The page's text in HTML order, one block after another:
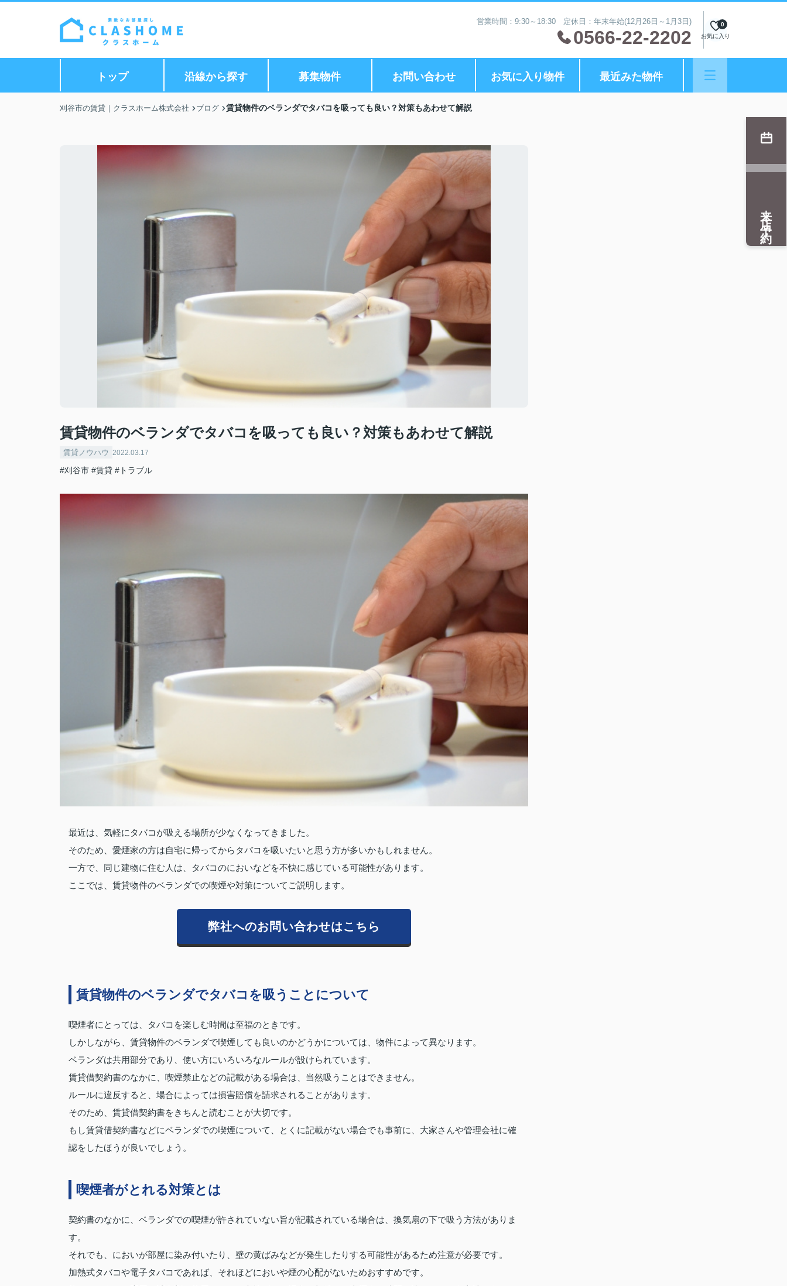
営業時間：9:30～18:30 定休日：年末年始(12月26日～1月3日)
0566-22-2202 お気に入り
0
トップ 沿線から探す 募集物件 お問い合わせ お気に入り物件 最近みた物件
刈谷市の賃貸｜クラスホーム株式会社 ブログ 賃貸物件のベランダでタバコを吸っても良い？対策もあわせて解説
賃貸物件のベランダでタバコを吸っても良い？対策もあわせて解説
賃貸ノウハウ 2022.03.17
#刈谷市 #賃貸 #トラブル
最近は、気軽にタバコが吸える場所が少なくなってきました。
そのため、愛煙家の方は自宅に帰ってからタバコを吸いたいと思う方が多いかもしれません。
一方で、同じ建物に住む人は、タバコのにおいなどを不快に感じている可能性があります。
ここでは、賃貸物件のベランダでの喫煙や対策についてご説明します。
弊社へのお問い合わせはこちら
賃貸物件のベランダでタバコを吸うことについて
喫煙者にとっては、タバコを楽しむ時間は至福のときです。
しかしながら、賃貸物件のベランダで喫煙しても良いのかどうかについては、物件によって異なります。
ベランダは共用部分であり、使い方にいろいろなルールが設けられています。
賃貸借契約書のなかに、喫煙禁止などの記載がある場合は、当然吸うことはできません。
ルールに違反すると、場合によっては損害賠償を請求されることがあります。
そのため、賃貸借契約書をきちんと読むことが大切です。
もし賃貸借契約書などにベランダでの喫煙について、とくに記載がない場合でも事前に、大家さんや管理会社に確
認をしたほうが良いでしょう。
喫煙者がとれる対策とは
契約書のなかに、ベランダでの喫煙が許されていない旨が記載されている場合は、換気扇の下で吸う方法がありま
す。
それでも、においが部屋に染み付いたり、壁の黄ばみなどが発生したりする可能性があるため注意が必要です。
加熱式タバコや電子タバコであれば、それほどにおいや煙の心配がないためおすすめです。
来店予約